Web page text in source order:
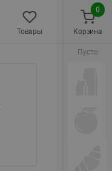
Товары Корзина
0
Пусто